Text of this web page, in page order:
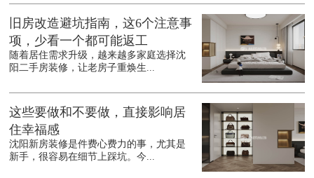
旧房改造避坑指南，这6个注意事
项，少看一个都可能返工
随着居住需求升级，越来越多家庭选择沈
阳二手房装修，让老房子重焕生...
这些要做和不要做，直接影响居
住幸福感
沈阳新房装修是件费心费力的事，尤其是
新手，很容易在细节上踩坑。今...